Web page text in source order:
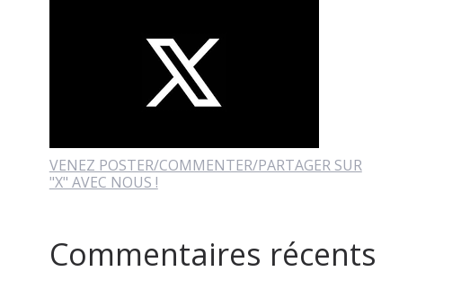
VENEZ POSTER/COMMENTER/PARTAGER SUR
"X" AVEC NOUS !
Commentaires récents